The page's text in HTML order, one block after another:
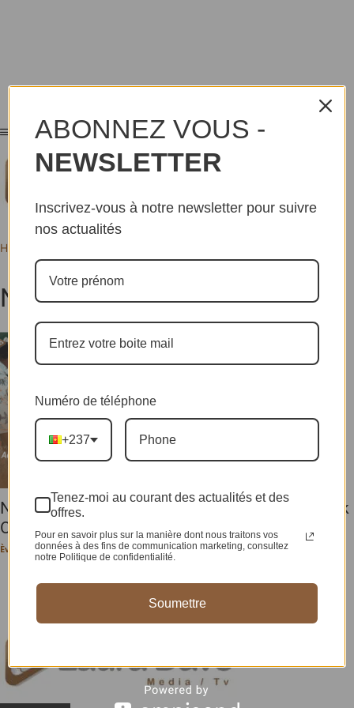
Home
News
NEWS : Addis Abeba prend un café avec Franck
Olivier Tchakounté.
Ève-Pérec N. BEHALAL - 20 février 2024
ABONNEZ VOUS -
NEWSLETTER
Inscrivez-vous à notre newsletter pour suivre
nos actualités
Numéro de téléphone
+237
Tenez-moi au courant des actualités et des
offres.
Pour en savoir plus sur la manière dont nous traitons vos
données à des fins de communication marketing, consultez
notre Politique de confidentialité.
Soumettre